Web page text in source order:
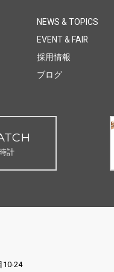
NEWS & TOPICS
EVENT & FAIR
採用情報
ブログ
時計
10-24